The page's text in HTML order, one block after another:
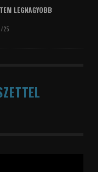
LEGNAGYOBB
25